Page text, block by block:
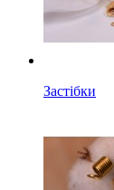
Застібки